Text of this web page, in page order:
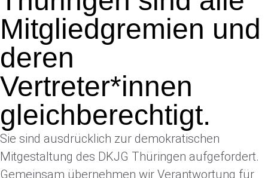
Mitgliedgremien und
deren
Vertreter*innen
gleichberechtigt.
Sie sind ausdrücklich zur demokratischen
Mitgestaltung des DKJG Thüringen aufgefordert.
Gemeinsam übernehmen wir Verantwortung für